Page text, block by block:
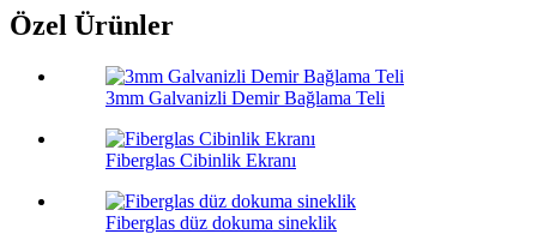
Özel Ürünler
3mm Galvanizli Demir Bağlama Teli
Fiberglas Cibinlik Ekranı
Fiberglas düz dokuma sineklik